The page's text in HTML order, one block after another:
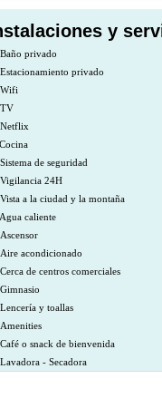
y
Baño privado
Estacionamiento privado
Wifi
TV
Netflix
Cocina
Sistema de seguridad
Vigilancia 24H
Vista a la ciudad y la montaña
Agua caliente
Ascensor
Aire acondicionado
Cerca de centros comerciales
Gimnasio
Lencería y toallas
Amenities
Café o snack de bienvenida
Lavadora - Secadora